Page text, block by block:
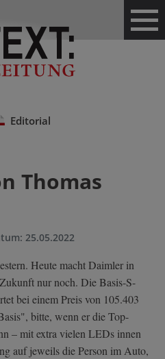
Editorial
Thomas
25.05.2022
Heute macht Daimler in
nur noch. Die Basis-S-
bei einem Preis von 105.403
bitte, wenn er die Top-
– mit extra vielen LEDs innen
auf jeweils die Person im Auto,